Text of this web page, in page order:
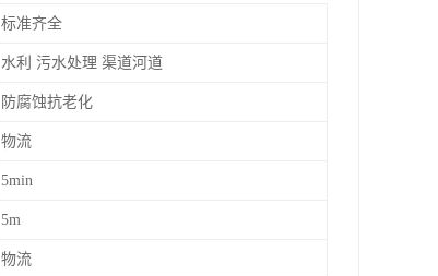
标准齐全
水利 污水处理 渠道河道
防腐蚀抗老化
物流
5min
5m
物流